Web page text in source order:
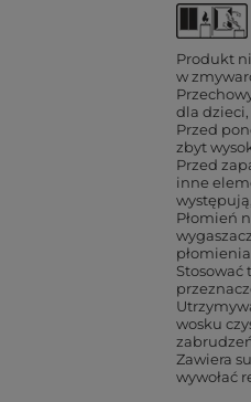
Produkt
w
dla dzieci
Przed
zbyt
Przed
inne
występują
Płomień
płomienia
Stosować
wosku
Zawiera
wywołać